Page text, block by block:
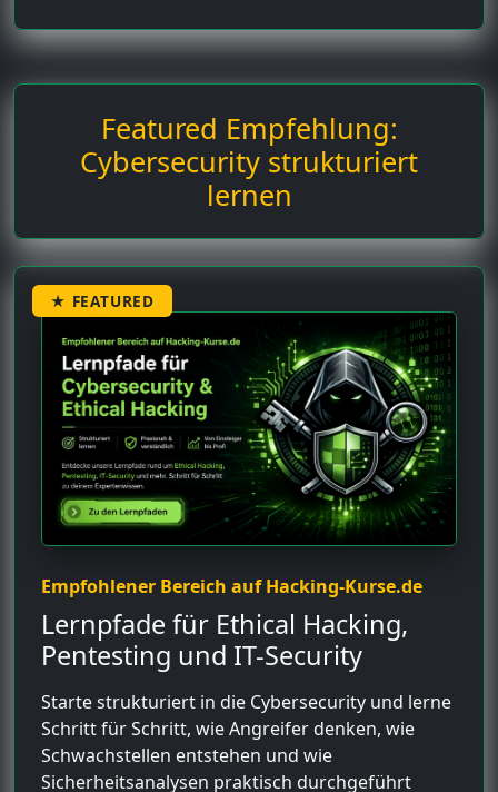
Featured Empfehlung:
Cybersecurity strukturiert
lernen
★ FEATURED
Empfohlener Bereich auf Hacking-Kurse.de
Lernpfade für Ethical Hacking,
Pentesting und IT-Security
Starte strukturiert in die Cybersecurity und lerne
Schritt für Schritt, wie Angreifer denken, wie
Schwachstellen entstehen und wie
Sicherheitsanalysen praktisch durchgeführt